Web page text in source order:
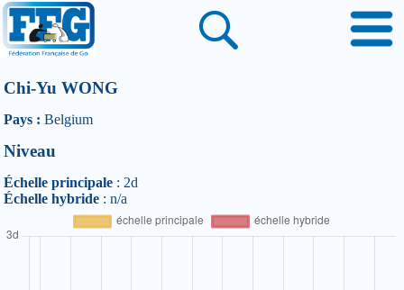
Chi-Yu WONG
Pays : Belgium
Niveau
Échelle principale : 2d
Échelle hybride : n/a